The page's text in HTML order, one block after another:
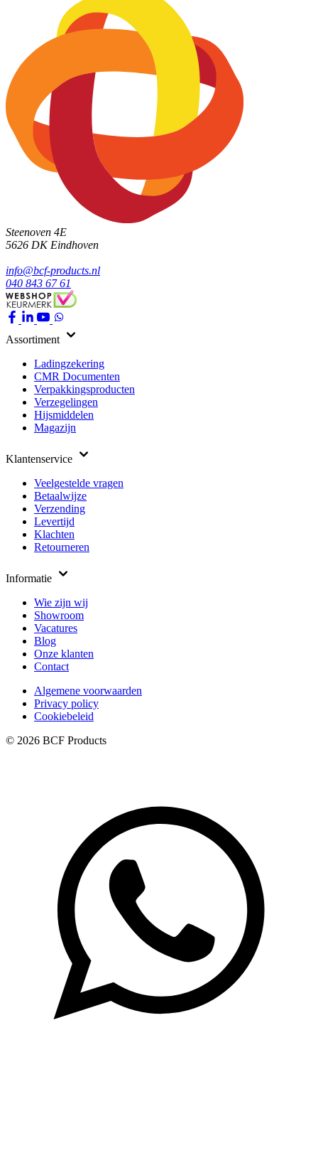
Steenoven 4E
5626 DK Eindhoven
info@bcf-products.nl
040 843 67 61
Assortiment
Ladingzekering
CMR Documenten
Verpakkingsproducten
Verzegelingen
Hijsmiddelen
Magazijn
Klantenservice
Veelgestelde vragen
Betaalwijze
Verzending
Levertijd
Klachten
Retourneren
Informatie
Wie zijn wij
Showroom
Vacatures
Blog
Onze klanten
Contact
Algemene voorwaarden
Privacy policy
Cookiebeleid
© 2026 BCF Products